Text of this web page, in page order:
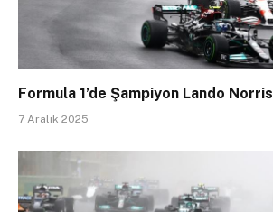
Formula 1’de Şampiyon Lando Norris
7 Aralık 2025